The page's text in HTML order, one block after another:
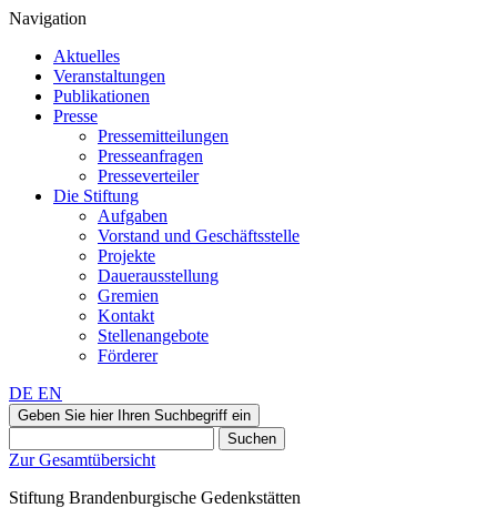
Navigation
Aktuelles
Veranstaltungen
Publikationen
Presse
Pressemitteilungen
Presseanfragen
Presseverteiler
Die Stiftung
Aufgaben
Vorstand und Geschäftsstelle
Projekte
Dauerausstellung
Gremien
Kontakt
Stellenangebote
Förderer
DE EN
Geben Sie hier Ihren Suchbegriff ein
Suchen
Zur Gesamtübersicht
Stiftung Brandenburgische Gedenkstätten